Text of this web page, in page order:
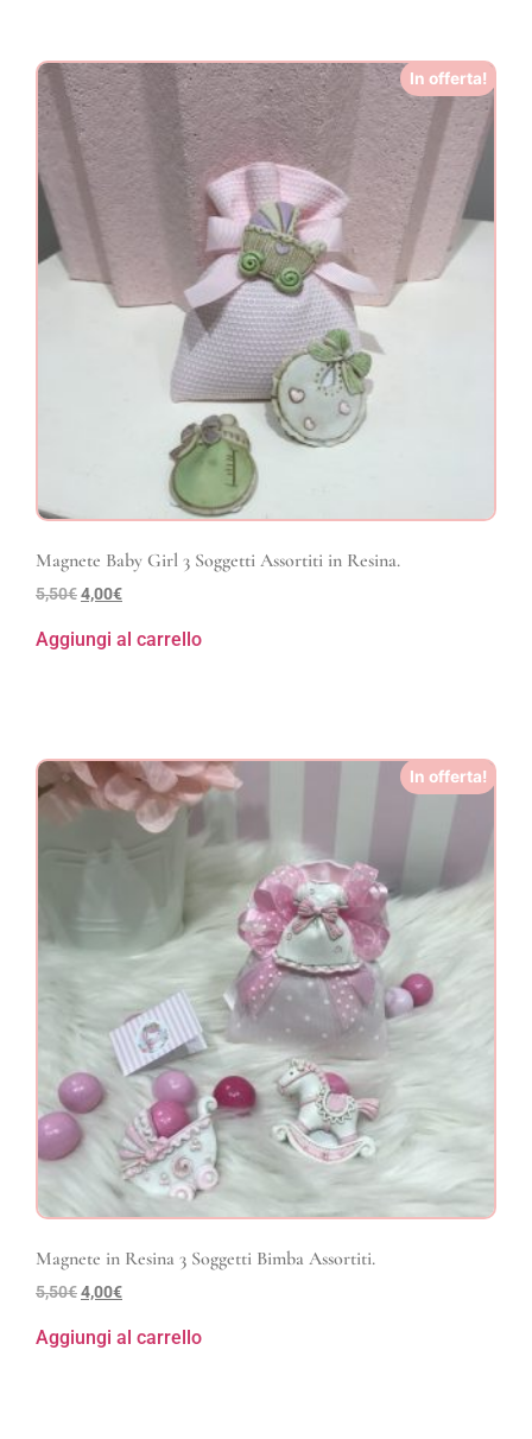
In offerta!
Magnete Baby Girl 3 Soggetti Assortiti in Resina.
5,50€4,00€
Aggiungi al carrello
In offerta!
Magnete in Resina 3 Soggetti Bimba Assortiti.
5,50€4,00€
Aggiungi al carrello